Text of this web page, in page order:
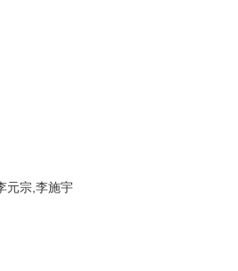
元宗,李施宇